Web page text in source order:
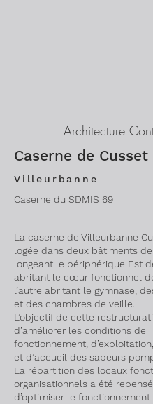
Architecture
Caserne de Cusset
Villeurbanne
Caserne du SDMIS 69
La caserne de Villeurbanne
logée dans deux bâtiments
longeant le périphérique Est
abritant le cœur fonctionnel
l’autre abritant le gymnase,
et des chambres de veille.
L’objectif de cette
d’améliorer les conditions de
fonctionnement,
et d’accueil des sapeurs
La répartition des locaux
organisationnels a été
d’optimiser le